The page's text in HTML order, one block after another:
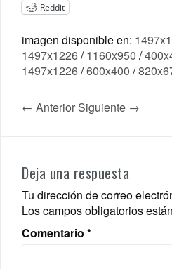
Reddit
imagen disponible en:
1497x1226/1160x950 /
1497x1226/600x400 /
← Anterior Siguiente →
Deja una respuesta
Tu dirección de correo
Los campos obligatorios
Comentario *